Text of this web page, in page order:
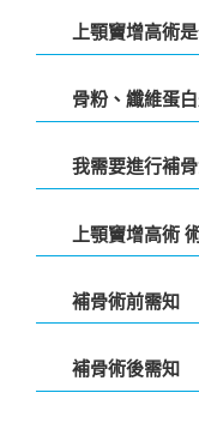
上顎竇增高術
上顎竇增
竇膜往上
可同次植
（3~6個月
床穩定度。
上顎竇增
technique
粉，因傷
骨粉、纖維蛋
骨粉
最常被使
長。齒槽
者，可植
藉由患者
我需要進行補
若患者長
伸往下擴
頭的高度
定。數位
清晰判讀
上顎竇增高術
1. 鼻腔若
2. 勿打噴
3. 打噴嚏
補骨術前需知
除醫師處方
外，手術
補骨術後需知